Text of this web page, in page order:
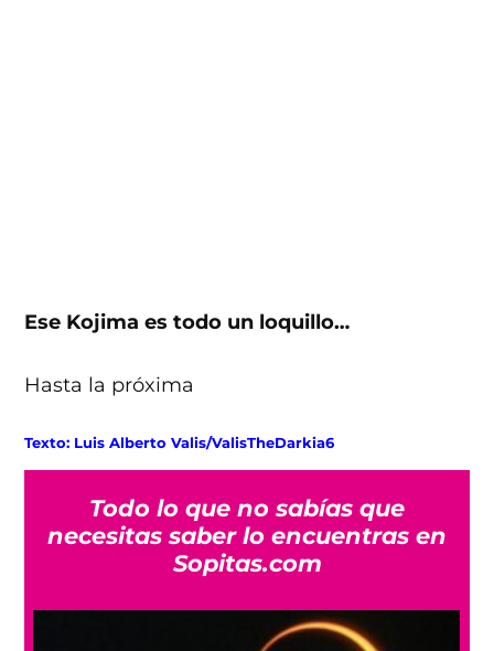
Ese Kojima es todo un loquillo…
Hasta la próxima
Texto: Luis Alberto Valis/ValisTheDarkia6
Todo lo que no sabías que
necesitas saber lo encuentras en
Sopitas.com